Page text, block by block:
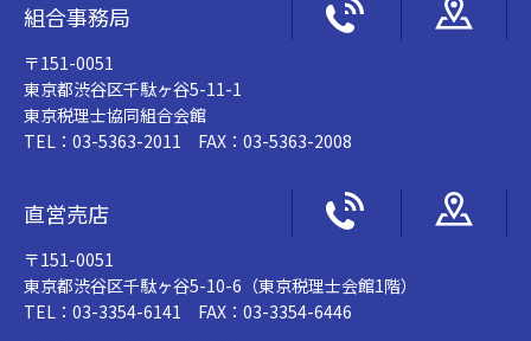
組合事務局
〒151-0051
東京都渋谷区千駄ヶ谷5-11-1
東京税理士協同組合会館
TEL：03-5363-2011 FAX：03-5363-2008
直営売店
〒151-0051
東京都渋谷区千駄ヶ谷5-10-6（東京税理士会館1階）
TEL：03-3354-6141 FAX：03-3354-6446